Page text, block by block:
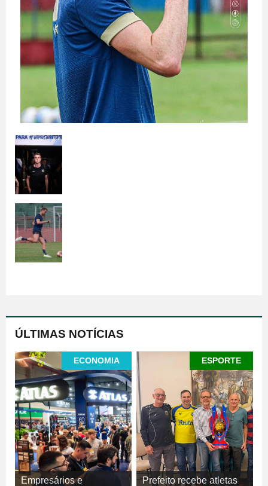
ÚLTIMAS NOTÍCIAS
ECONOMIA
Empresários e
ESPORTE
Prefeito recebe atletas